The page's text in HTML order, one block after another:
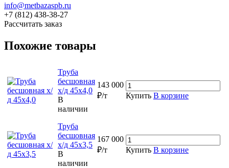
info@metbazaspb.ru
+7 (812) 438-38-27
Рассчитать заказ
Похожие товары
Труба
бесшовная
х/д 45х4,0
В
наличии
143 000
₽/т
Купить В корзине
Труба
бесшовная
х/д 45х3,5
В
наличии
167 000
₽/т
Купить В корзине